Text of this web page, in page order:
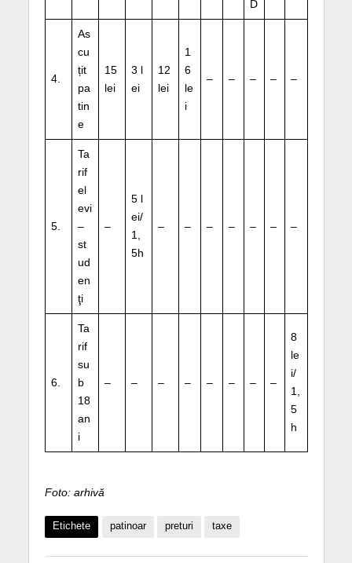
D
4.
As
cu
țit
pa
tin
e
15
lei
3 l
ei
12
lei
1
6
le
i
– – – – –
5.
Ta
rif
el
evi
–
st
ud
en
ţi
–
5 l
ei/
1,
5h
– – – – – – –
6.
Ta
rif
su
b
18
an
i
– – – – – – – –
8
le
i/
1,
5
h
Foto: arhivă
Etichete patinoar preturi taxe